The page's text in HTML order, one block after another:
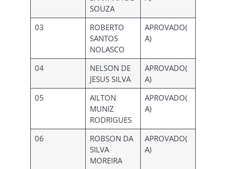
SOUZA
03
ROBERTO
SANTOS
NOLASCO
APROVADO(
A)
04
NELSON DE
JESUS SILVA
APROVADO(
A)
05
AILTON
MUNIZ
RODRIGUES
APROVADO(
A)
06
ROBSON DA
SILVA
MOREIRA
APROVADO(
A)